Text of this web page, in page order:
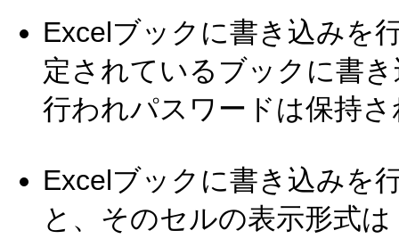
Excelブックに書き込みを
定されているブックに書
行われパスワードは保持
Excelブックに書き込みを
と、そのセルの表示形式